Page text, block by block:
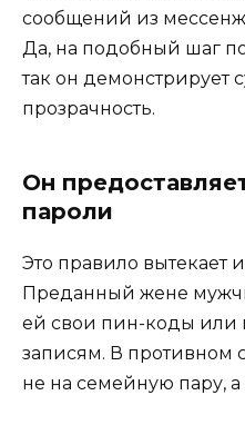
сообщений из
Да, на подобный шаг
так он демонстрирует
прозрачность.
Он
пароли
Это правило вытекает
Преданный жене
ей свои пин-коды или
записям. В противном
не на семейную пару, а